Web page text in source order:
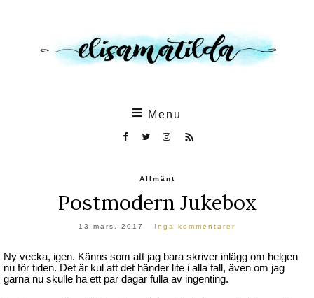
Menu
Allmänt
Postmodern Jukebox
13 mars, 2017 Inga kommentarer
Ny vecka, igen. Känns som att jag bara skriver inlägg om helgen
nu för tiden. Det är kul att det händer lite i alla fall, även om jag
gärna nu skulle ha ett par dagar fulla av ingenting.